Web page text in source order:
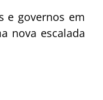
e governos em
nova escalada